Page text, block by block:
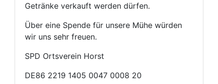
Getränke verkauft werden dürfen.
Über eine Spende für unsere Mühe würden
wir uns sehr freuen.
SPD Ortsverein Horst
DE86 2219 1405 0047 0008 20